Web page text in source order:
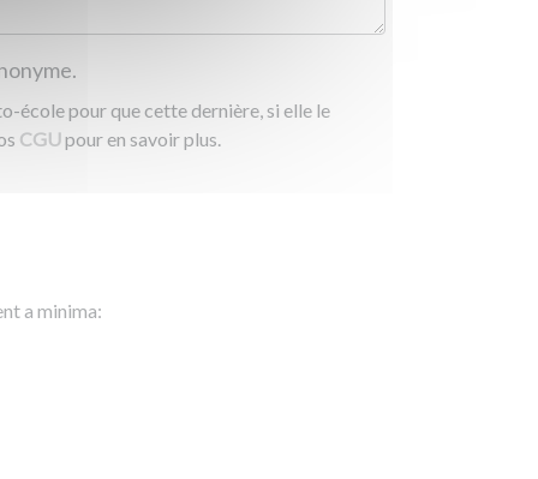
école pour que cette dernière, si elle le
CGUpour en savoir plus.
a minima: